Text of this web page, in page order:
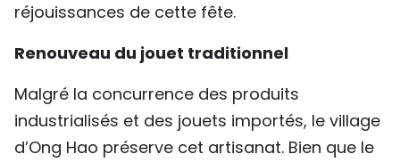
réjouissances de cette fête.
Renouveau du jouet traditionnel
Malgré la concurrence des produits
industrialisés et des jouets importés, le village
d’Ong Hao préserve cet artisanat. Bien que le